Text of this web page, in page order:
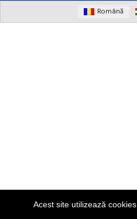
Acest site utilizează cookies
Română